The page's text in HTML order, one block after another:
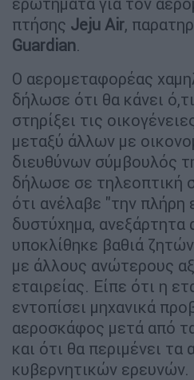
πτήσης Jeju Air,
Guardian.
Ο αερομεταφορέας
δήλωσε ότι θα κάνει
στηρίξει τις
μεταξύ άλλων με
διευθύνων σύμβουλός
δήλωσε σε τηλεοπτική
ότι ανέλαβε "την πλήρη
δυστύχημα, ανεξάρτητα
υποκλίθηκε βαθιά
με άλλους ανώτερους
εταιρείας. Είπε ότι η
εντοπίσει μηχανικά
αεροσκάφος μετά από
και ότι θα περιμένει
κυβερνητικών ερευνών.